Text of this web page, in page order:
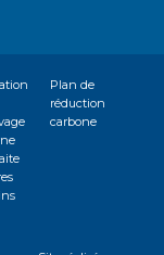
Plan de
réduction
carbone